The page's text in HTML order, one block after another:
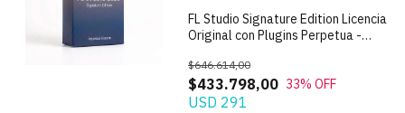
FL Studio Signature Edition Licencia
Original con Plugins Perpetua -
$433.798,00
$646.614,00
33% OFF
USD 291